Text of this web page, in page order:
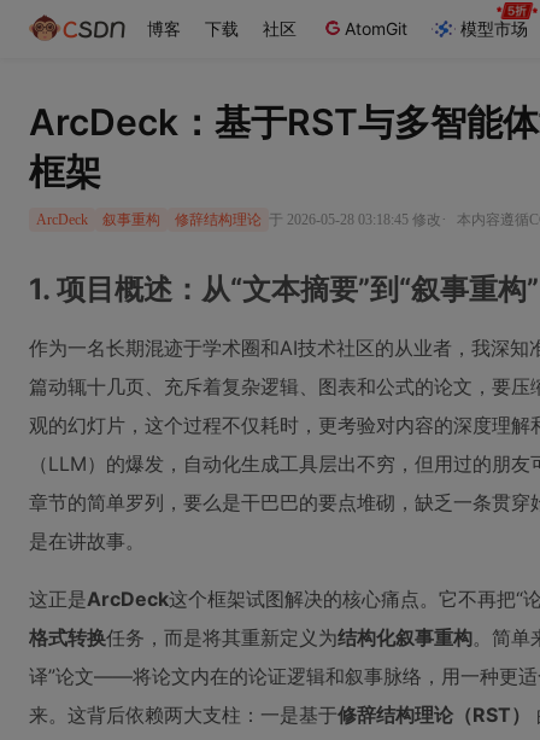
博客 下载 社区 AtomGit 模型市场
ArcDeck：基于RST与多智能
框架
ArcDeck 叙事重构 修辞结构理论 于 2026-05-28 03:18:45 修改 · 本内容遵循
1. 项目概述：从“文本摘要”到“叙事重构
作为一名长期混迹于学术圈和AI技术社区的从业者，我深知
篇动辄十几页、充斥着复杂逻辑、图表和公式的论文，要
观的幻灯片，这个过程不仅耗时，更考验对内容的深度理
（LLM）的爆发，自动化生成工具层出不穷，但用过的朋
章节的简单罗列，要么是干巴巴的要点堆砌，缺乏一条贯穿
是在讲故事。
这正是ArcDeck这个框架试图解决的核心痛点。它不再把“
格式转换任务，而是将其重新定义为结构化叙事重构。简单
译”论文——将论文内在的论证逻辑和叙事脉络，用一种更
来。这背后依赖两大支柱：一是基于修辞结构理论（RST）